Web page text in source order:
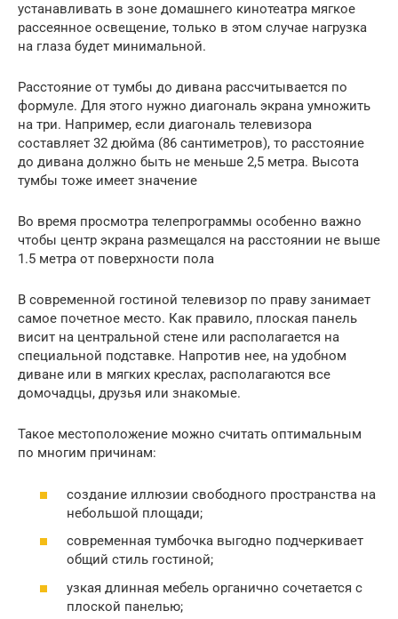
устанавливать в зоне домашнего кинотеатра мягкое
рассеянное освещение, только в этом случае нагрузка
на глаза будет минимальной.
Расстояние от тумбы до дивана рассчитывается по
формуле. Для этого нужно диагональ экрана умножить
на три. Например, если диагональ телевизора
составляет 32 дюйма (86 сантиметров), то расстояние
до дивана должно быть не меньше 2,5 метра. Высота
тумбы тоже имеет значение
Во время просмотра телепрограммы особенно важно
чтобы центр экрана размещался на расстоянии не выше
1.5 метра от поверхности пола
В современной гостиной телевизор по праву занимает
самое почетное место. Как правило, плоская панель
висит на центральной стене или располагается на
специальной подставке. Напротив нее, на удобном
диване или в мягких креслах, располагаются все
домочадцы, друзья или знакомые.
Такое местоположение можно считать оптимальным
по многим причинам:
создание иллюзии свободного пространства на
небольшой площади;
современная тумбочка выгодно подчеркивает
общий стиль гостиной;
узкая длинная мебель органично сочетается с
плоской панелью;